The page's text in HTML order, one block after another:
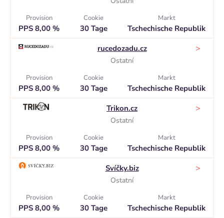
Provision
PPS 8,00 %
Cookie
30 Tage
Markt
Tschechische Republik
rucedozadu.cz
Ostatní
>
Provision
PPS 8,00 %
Cookie
30 Tage
Markt
Tschechische Republik
Trikon.cz
Ostatní
>
Provision
PPS 8,00 %
Cookie
30 Tage
Markt
Tschechische Republik
Svíčky.biz
Ostatní
>
Provision
PPS 8,00 %
Cookie
30 Tage
Markt
Tschechische Republik